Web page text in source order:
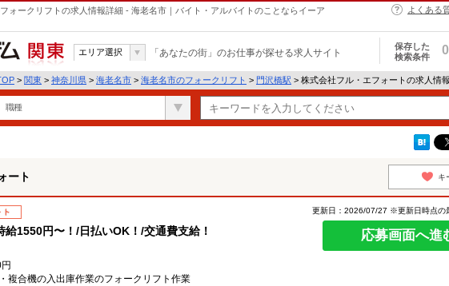
ォークリフトの求人情報詳細 - 海老名市｜バイト・アルバイトのことならイーア
よくある
関東
エリア選択 「あなたの街」のお仕事が探せる求人サイト
保存した
検索条件
0
> 関東 > 神奈川県 > 海老名市 > 海老名市のフォークリフト > 門沢橋駅 > 株式会社フル・エフォートの求人情
職種
ート キ
給1550円〜！/日払いOK！/交通費支給！
更新日：2026/07/27 ※更新日時点の
応募画面へ進
複合機の入出庫作業のフォークリフト作業